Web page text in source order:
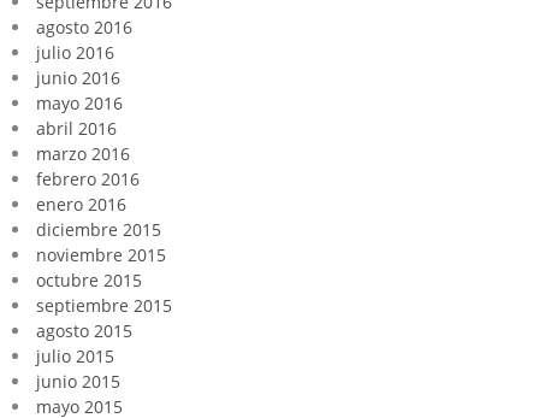
agosto 2016
julio 2016
junio 2016
mayo 2016
abril 2016
marzo 2016
febrero 2016
enero 2016
diciembre 2015
noviembre 2015
octubre 2015
septiembre 2015
agosto 2015
julio 2015
junio 2015
mayo 2015